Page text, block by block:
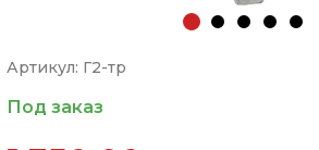
Артикул: Г2-тр
Под заказ